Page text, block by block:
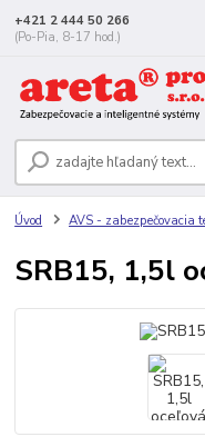
+421 2 444 50 266
(Po-Pia, 8-17 hod.)
Úvod AVS - zabezpečovacia
SRB15, 1,5l